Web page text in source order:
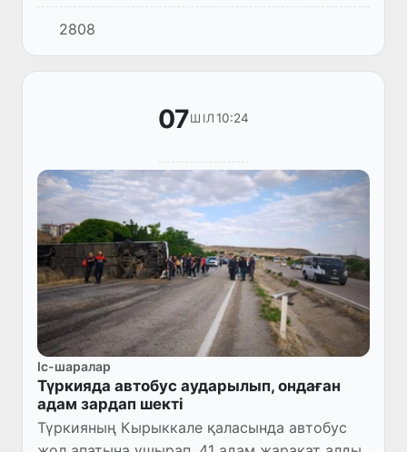
– Ташкент – Измир бағыты бойынша тұрақты
әуе рейстерін орындай бастайды.
2808
07ШІЛ 10:24
Іс-шаралар
Түркияда автобус аударылып, ондаған
адам зардап шекті
Түркияның Кырыккале қаласында автобус